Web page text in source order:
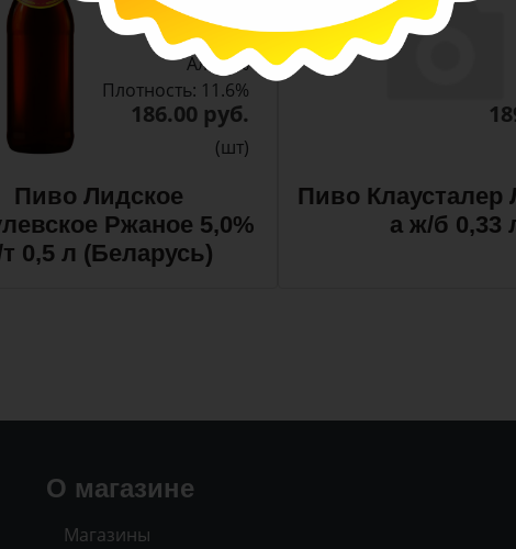
темное
Алк: 5%
Плотность: 11.6%
186.00 руб.
(шт)
Пиво Лидское
Ржаное 5,0%
т 0,5 л (Беларусь)
Пиво Клаусталер
а ж/б 0,33
О магазине
Магазины